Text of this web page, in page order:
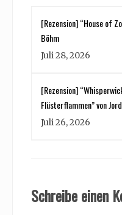
[Rezension] “House of
Böhm
Juli 28, 2026
[Rezension]
Flüsterflammen” von
Juli 26, 2026
Schreibe einen